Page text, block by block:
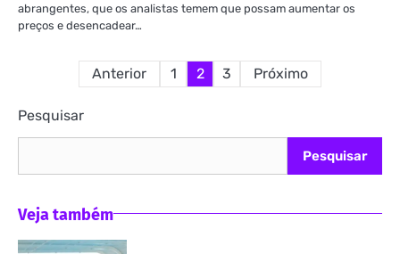
abrangentes, que os analistas temem que possam aumentar os
preços e desencadear…
Paginação
posts
Anterior 1 2 3 Próximo
Pesquisar
Pesquisar
Veja também